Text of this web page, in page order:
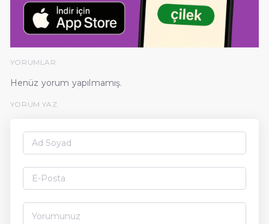
YORUMLAR
Henüz yorum yapılmamış.
YORUM YAZ